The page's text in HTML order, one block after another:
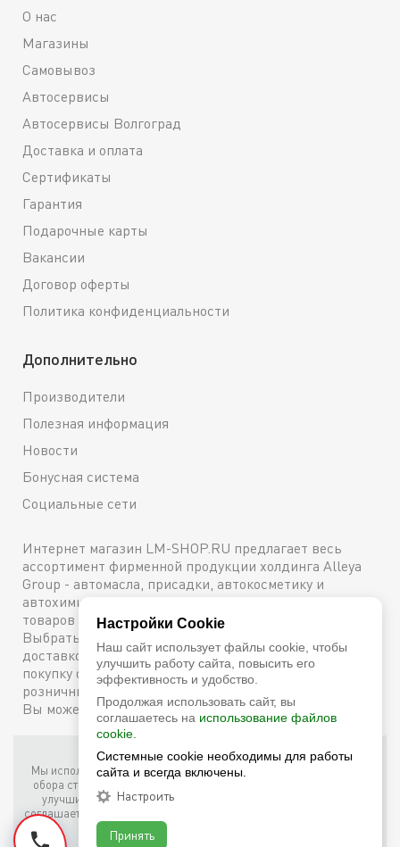
О нас
Магазины
Самовывоз
Автосервисы
Автосервисы Волгоград
Доставка и оплата
Сертификаты
Гарантия
Подарочные карты
Вакансии
Договор оферты
Политика конфиденциальности
Дополнительно
Производители
Полезная информация
Новости
Бонусная система
Социальные сети
Интернет магазин LM-SHOP.RU предлагает весь
ассортимент фирменной продукции холдинга Alleya
Group - автомасла, присадки, автокосметику и
автохимию. Каталог содержит подробное описание
товаров с техническими характеристиками и ценами.
Выбрать и купить оригинальную продукцию с
доставкой по Москве можно сейчас же, оформив
покупку онлайн, либо посетив один из наших
розничных магазинов. Более подробную информацию
Вы можете получить по телефону+7 (800) 600-48-38
Фирменный интернет-магазин LM Shop © 2026
Мы используем собственные куки (соокіе) и куки третьих лиц для
обора статистики, маркетинговых целей, а также для того, чтобы
улучшить работу сайта. Продолжая просмотр этого сайта, вы
соглашаетесь с таким использованием файлов куки в соответствии
с условиями
Настройки Cookie
Наш сайт использует файлы cookie, чтобы
улучшить работу сайта, повысить его
эффективность и удобство.
Продолжая использовать сайт, вы
соглашаетесь на использование файлов
cookie.
Системные cookie необходимы для работы
сайта и всегда включены.
Настроить
Принять